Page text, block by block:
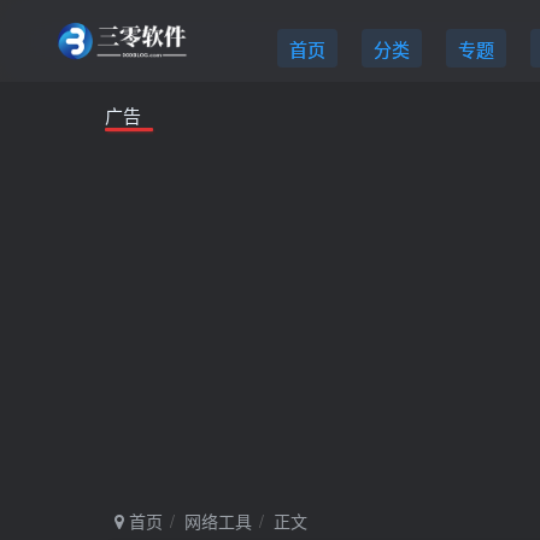
首页 分类 专题
广告
首页 网络工具 正文